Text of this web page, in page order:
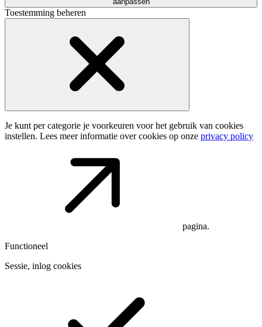
Toestemming beheren
Je kunt per categorie je voorkeuren voor het gebruik van cookies
instellen. Lees meer informatie over cookies op onze privacy policy
pagina.
Functioneel
Sessie, inlog cookies